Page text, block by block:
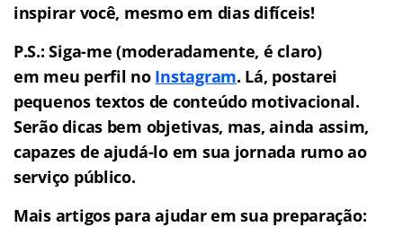
inspirar você, mesmo em dias difíceis!
P.S.: Siga-me (moderadamente, é claro)
em meu perfil no Instagram. Lá, postarei
pequenos textos de conteúdo motivacional.
Serão dicas bem objetivas, mas, ainda assim,
capazes de ajudá-lo em sua jornada rumo ao
serviço público.
Mais artigos para ajudar em sua preparação: